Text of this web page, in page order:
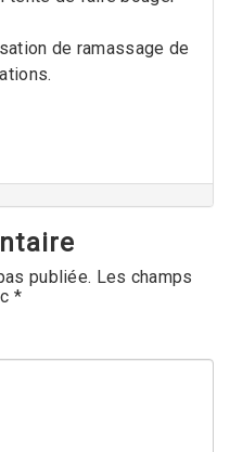
de ramassage de
publiée. Les champs
*